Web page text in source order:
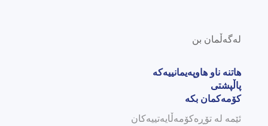
لەگەڵمان بن
هاتنە ناو هاوپەیمانییەکە
پاڵپشتی
کۆمەکمان بکە
ئێمە لە تۆڕەکۆمەڵایەتییەکان